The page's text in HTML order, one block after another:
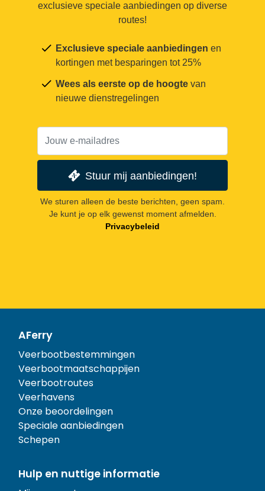
exclusieve speciale aanbiedingen op diverse
routes!
Exclusieve speciale aanbiedingen en
kortingen met besparingen tot 25%
Wees als eerste op de hoogte van
nieuwe dienstregelingen
Stuur mij aanbiedingen!
We sturen alleen de beste berichten, geen spam.
Je kunt je op elk gewenst moment afmelden.
Privacybeleid
AFerry
Veerbootbestemmingen
Veerbootmaatschappijen
Veerbootroutes
Veerhavens
Onze beoordelingen
Speciale aanbiedingen
Schepen
Hulp en nuttige informatie